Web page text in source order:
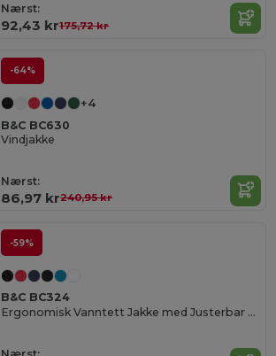
Nærst:
92,43 kr175,72 kr
-64%
+4
B&C BC630
Vindjakke
Nærst:
86,97 kr240,95 kr
-59%
B&C BC324
Ergonomisk Vanntett Jakke med Justerbar Hette